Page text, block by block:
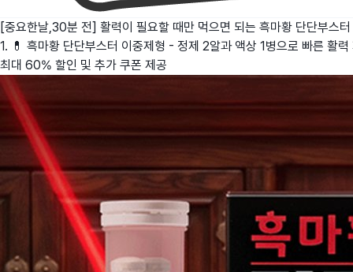
[중요한날,30분 전] 활력이 필요할 때만 먹으면 되는 흑마황 단단부스터
1. 💊 흑마황 단단부스터 이중제형 - 정제 2알과 액상 1병으로 빠른 활
최대 60% 할인 및 추가 쿠폰 제공